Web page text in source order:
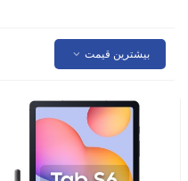
بیشترین قیمت